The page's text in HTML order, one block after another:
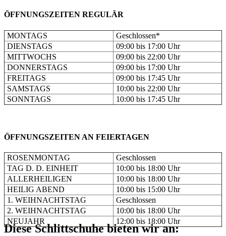
ÖFFNUNGSZEITEN REGULÄR
MONTAGS
Geschlossen*
DIENSTAGS
09:00 bis 17:00 Uhr
MITTWOCHS
09:00 bis 22:00 Uhr
DONNERSTAGS
09:00 bis 17:00 Uhr
FREITAGS
09:00 bis 17:45 Uhr
SAMSTAGS
10:00 bis 22:00 Uhr
SONNTAGS
10:00 bis 17:45 Uhr
ÖFFNUNGSZEITEN AN FEIERTAGEN
ROSENMONTAG
Geschlossen
TAG D. D. EINHEIT
10:00 bis 18:00 Uhr
ALLERHEILIGEN
10:00 bis 18:00 Uhr
HEILIG ABEND
10:00 bis 15:00 Uhr
1. WEIHNACHTSTAG
Geschlossen
2. WEIHNACHTSTAG
10:00 bis 18:00 Uhr
NEUJAHR
12:00 bis 18:00 Uhr
Diese Schlittschuhe bieten wir an: